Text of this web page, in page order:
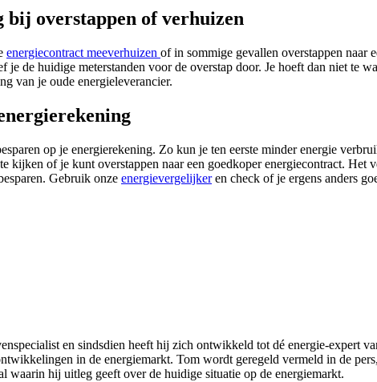
bij overstappen of verhuizen
energiecontract meeverhuizen of in sommige gevallen overstappen naar
je de huidige meterstanden voor de overstap door. Je hoeft dan niet te
van je oude energieleverancier.
op je energierekening. Zo kun je ten eerste minder energie
kijken of je kunt overstappen naar een goedkoper energiecontract. Het
Gebruik onze energievergelijkeren check of je ergens anders
en sindsdien heeft hij zich ontwikkeld tot dé energie-expert
in de energiemarkt. Tom wordt geregeld vermeld in de
waarin hij uitleg geeft over de huidige situatie op de energiemarkt.